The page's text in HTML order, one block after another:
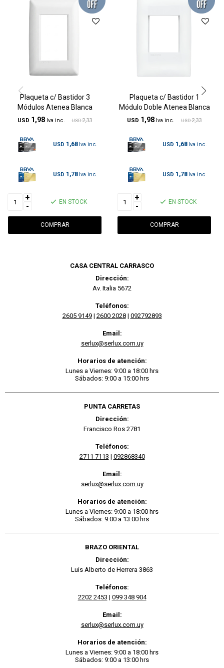
Plaqueta c/ Bastidor 3
Módulos Atenea Blanca
USD 1,98 USD 2,33
USD 1,68
USD 1,78
+
-
EN STOCK
Plaqueta c/ Bastidor 1
Módulo Doble Atenea Blanca
USD 1,98 USD 2,33
USD 1,68
USD 1,78
+
-
EN STOCK
CASA CENTRAL CARRASCO
Dirección:
Av. Italia 5672
Teléfonos:
2605 9149| 2600 2028| 092792893
Email:
serlux@serlux.com.uy
Horarios de atención:
Lunes a Viernes: 9:00 a 18:00 hrs
Sábados: 9:00 a 15:00 hrs
PUNTA CARRETAS
Dirección:
Francisco Ros 2781
Teléfonos:
2711 7113 | 092868340
Email:
serlux@serlux.com.uy
Horarios de atención:
Lunes a Viernes: 9:00 a 18:00 hrs
Sábados: 9:00 a 13:00 hrs
BRAZO ORIENTAL
Dirección:
Luis Alberto de Herrera 3863
Teléfonos:
2202 2453 | 099 348 904
Email:
serlux@serlux.com.uy
Horarios de atención:
Lunes a Viernes: 9:00 a 18:00 hrs
Sábados: 9:00 a 13:00 hrs